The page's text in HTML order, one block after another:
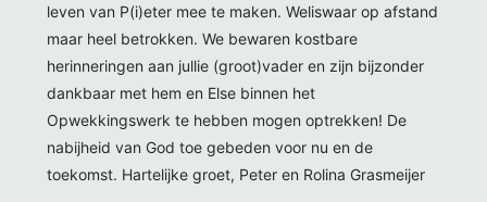
leven van P(i)eter mee te maken. Weliswaar op afstand
maar heel betrokken. We bewaren kostbare
herinneringen aan jullie (groot)vader en zijn bijzonder
dankbaar met hem en Else binnen het
Opwekkingswerk te hebben mogen optrekken! De
nabijheid van God toe gebeden voor nu en de
toekomst. Hartelijke groet, Peter en Rolina Grasmeijer